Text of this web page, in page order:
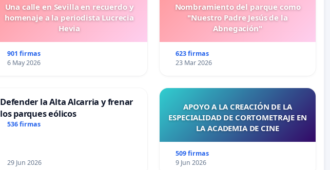
Una calle en Sevilla en recuerdo y
homenaje a la periodista Lucrecia
Hevia
901 firmas
6 May 2026
Nombramiento del parque como
"Nuestro Padre Jesús de la
Abnegación"
623 firmas
23 Mar 2026
Defender la Alta Alcarria y frenar
los parques eólicos
536 firmas
29 Jun 2026
APOYO A LA CREACIÓN DE LA
ESPECIALIDAD DE CORTOMETRAJE EN
LA ACADEMIA DE CINE
509 firmas
9 Jun 2026